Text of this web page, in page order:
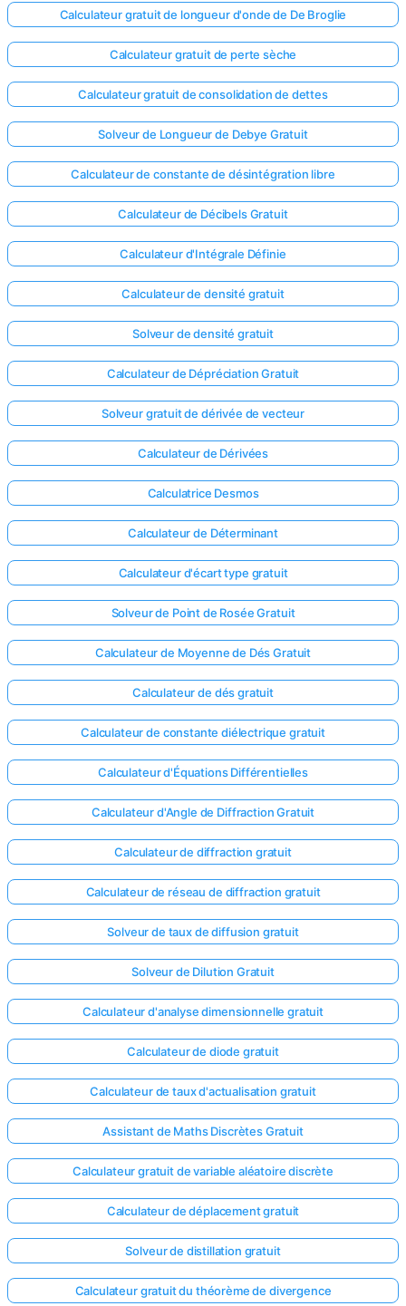
Connectez-
vous ici !
Calculateur gratuit de longueur d'onde de De Broglie
Calculateur gratuit de perte sèche
Calculateur gratuit de consolidation de dettes
Solveur de Longueur de Debye Gratuit
Calculateur de constante de désintégration libre
Calculateur de Décibels Gratuit
Calculateur d'Intégrale Définie
Calculateur de densité gratuit
Solveur de densité gratuit
Calculateur de Dépréciation Gratuit
Solveur gratuit de dérivée de vecteur
Calculateur de Dérivées
Calculatrice Desmos
Calculateur de Déterminant
Calculateur d'écart type gratuit
Solveur de Point de Rosée Gratuit
Calculateur de Moyenne de Dés Gratuit
Calculateur de dés gratuit
Calculateur de constante diélectrique gratuit
Calculateur d'Équations Différentielles
Calculateur d'Angle de Diffraction Gratuit
Calculateur de diffraction gratuit
Calculateur de réseau de diffraction gratuit
Solveur de taux de diffusion gratuit
Solveur de Dilution Gratuit
Calculateur d'analyse dimensionnelle gratuit
Calculateur de diode gratuit
Calculateur de taux d'actualisation gratuit
Assistant de Maths Discrètes Gratuit
Calculateur gratuit de variable aléatoire discrète
Calculateur de déplacement gratuit
Solveur de distillation gratuit
Calculateur gratuit du théorème de divergence